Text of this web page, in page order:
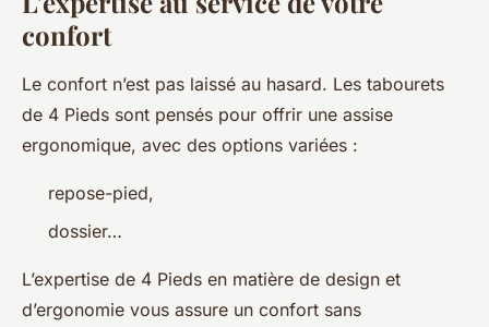
confort
Le confort n’est pas laissé au hasard. Les tabourets
de 4 Pieds sont pensés pour offrir une assise
ergonomique, avec des options variées :
repose-pied,
dossier…
L’expertise de 4 Pieds en matière de design et
d’ergonomie vous assure un confort sans